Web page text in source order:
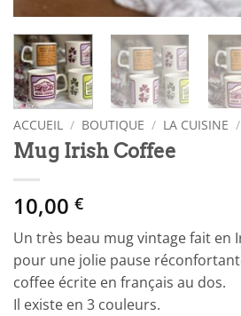
ACCUEIL / BOUTIQUE / LA CUISINE /
Mug Irish Coffee
10,00 €
Un très beau mug vintage fait en
pour une jolie pause
coffee écrite en français au dos.
Il existe en 3 couleurs.